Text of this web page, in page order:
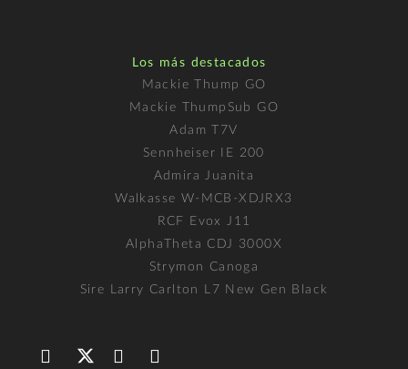
Los más destacados
Mackie Thump GO
Mackie ThumpSub GO
Adam T7V
Sennheiser IE 200
Admira Juanita
Walkasse W-MCB-XDJRX3
RCF Evox J11
AlphaTheta CDJ 3000X
Strymon Canoga
Sire Larry Carlton L7 New Gen Black